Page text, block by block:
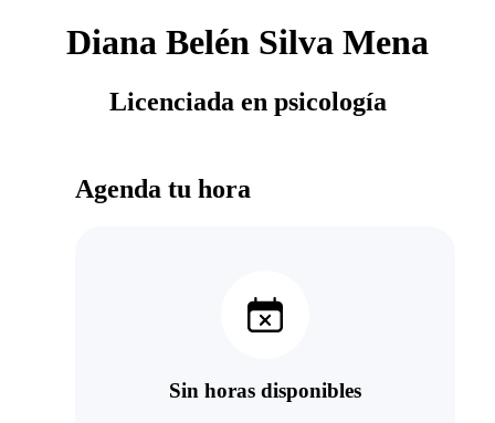
Diana Belén Silva Mena
Licenciada en psicología
Agenda tu hora
Sin horas disponibles